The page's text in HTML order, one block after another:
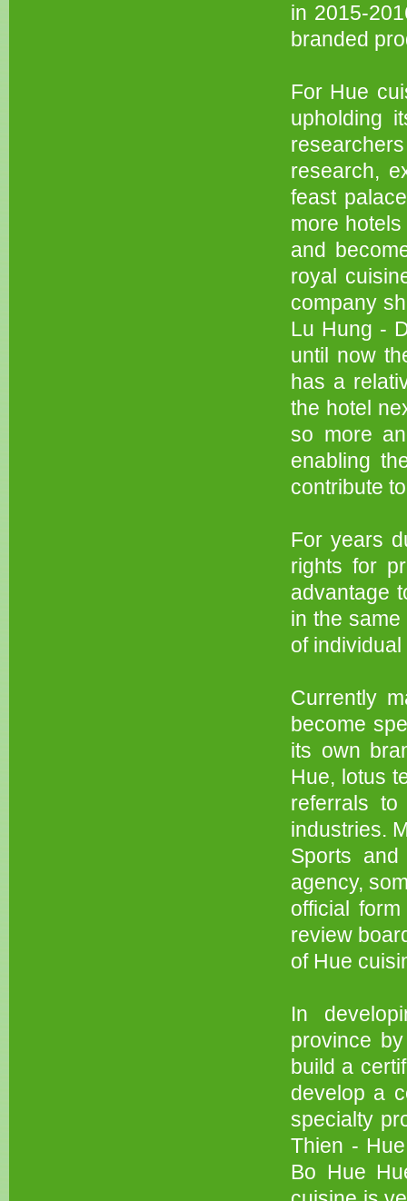
in 2015-
branded
For Hue
upholding
research,
feast
more
and
royal
company
Lu Hung -
until now
has a
the hotel
so more
enabling
contribute
For years
rights for
advantage
in the
of
Currently
become
its own
Hue, lotus
referrals
industries.
Sports
agency,
official
review
of Hue
In
province
build a
develop a
specialty
Thien -
Bo Hue